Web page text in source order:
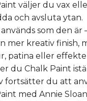
väljer du vax
och avsluta ytan.
som den är
mer kreativ finish,
patina eller
du Chalk Paint
fortsätter du att
med Annie